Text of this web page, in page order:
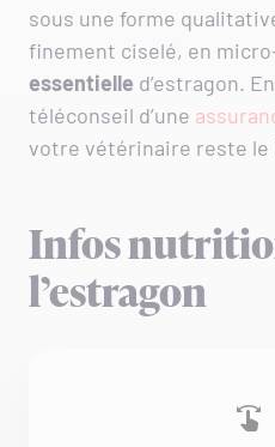
sous une forme
finement ciselé, en
essentielle d’estragon.
téléconseil d’une
votre vétérinaire reste le
Infos
l’estragon